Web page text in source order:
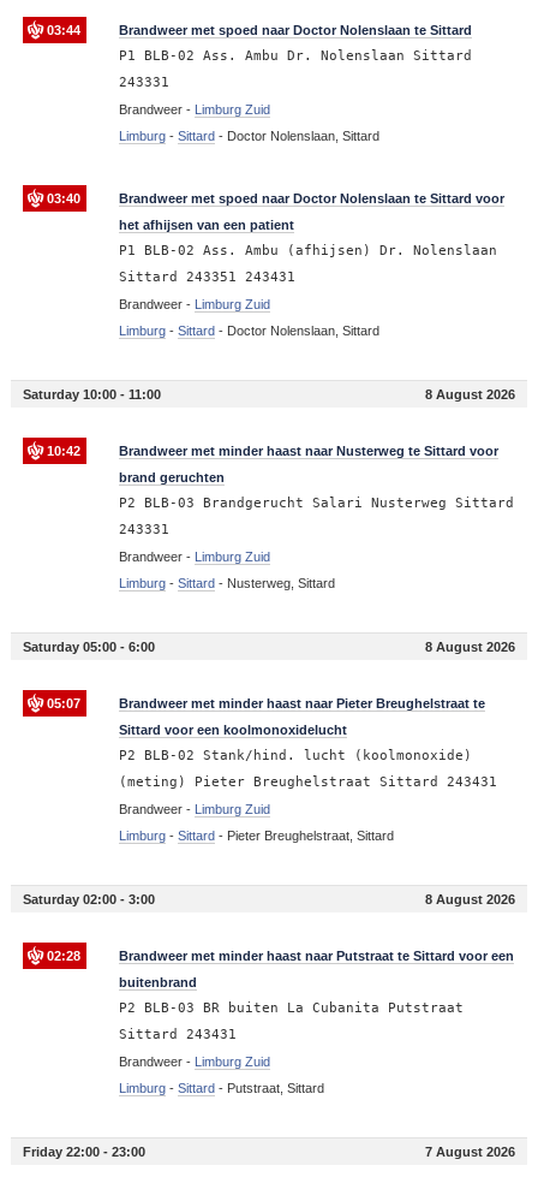
03:44 Brandweer met spoed naar Doctor Nolenslaan te Sittard
P1 BLB-02 Ass. Ambu Dr. Nolenslaan Sittard
243331
Brandweer - Limburg Zuid
Limburg- Sittard- Doctor Nolenslaan, Sittard
03:40
Brandweer met spoed naar Doctor Nolenslaan te Sittard voor
het afhijsen van een patient
P1 BLB-02 Ass. Ambu (afhijsen) Dr. Nolenslaan
Sittard 243351 243431
Brandweer - Limburg Zuid
Limburg- Sittard- Doctor Nolenslaan, Sittard
Saturday 10:00 - 11:00 8 August 2026
10:42
Brandweer met minder haast naar Nusterweg te Sittard voor
brand geruchten
P2 BLB-03 Brandgerucht Salari Nusterweg Sittard
243331
Brandweer - Limburg Zuid
Limburg- Sittard- Nusterweg, Sittard
Saturday 05:00 - 6:00 8 August 2026
05:07
Brandweer met minder haast naar Pieter Breughelstraat te
Sittard voor een koolmonoxidelucht
P2 BLB-02 Stank/hind. lucht (koolmonoxide)
(meting) Pieter Breughelstraat Sittard 243431
Brandweer - Limburg Zuid
Limburg- Sittard- Pieter Breughelstraat, Sittard
Saturday 02:00 - 3:00 8 August 2026
02:28
Brandweer met minder haast naar Putstraat te Sittard voor een
buitenbrand
P2 BLB-03 BR buiten La Cubanita Putstraat
Sittard 243431
Brandweer - Limburg Zuid
Limburg- Sittard- Putstraat, Sittard
Friday 22:00 - 23:00 7 August 2026